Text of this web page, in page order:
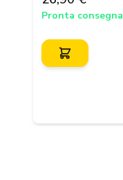
Pronta consegna